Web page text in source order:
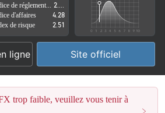
d'affaires
4.28
de risque
2.51
ligne Site officiel
trop faible, veuillez vous tenir à